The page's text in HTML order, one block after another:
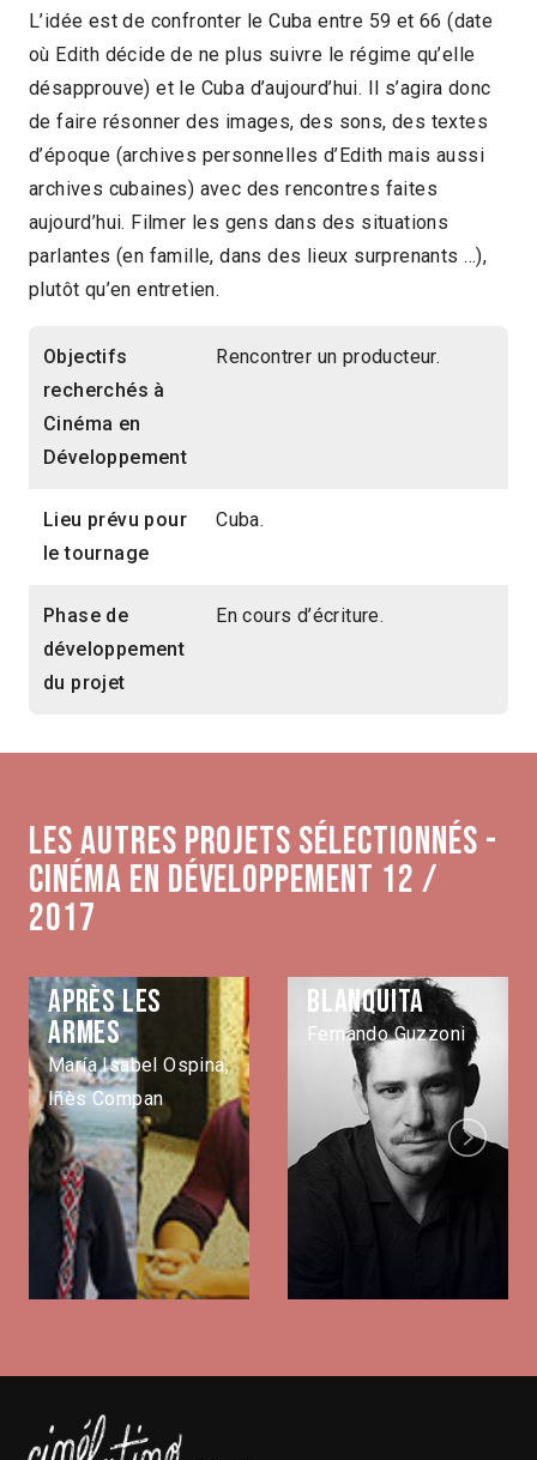
L’idée est de confronter le Cuba entre 59 et 66 (date
où Edith décide de ne plus suivre le régime qu’elle
désapprouve) et le Cuba d’aujourd’hui. Il s’agira donc
de faire résonner des images, des sons, des textes
d’époque (archives personnelles d’Edith mais aussi
archives cubaines) avec des rencontres faites
aujourd’hui. Filmer les gens dans des situations
parlantes (en famille, dans des lieux surprenants …),
plutôt qu’en entretien.
Objectifs
recherchés à
Cinéma en
Développement
Rencontrer un producteur.
Lieu prévu pour
le tournage
Cuba.
Phase de
développement
du projet
En cours d’écriture.
Les autres projets sélectionnés -
Cinéma en développement 12 /
2017
Après les
armes
María Isabel Ospina,
Iñès Compan
Blanquita
Fernando Guzzoni
Next